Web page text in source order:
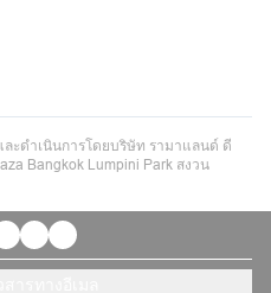
ละดำเนินการโดยบริษัท รามาแลนด์ ดี
Bangkok Lumpini Park สงวน